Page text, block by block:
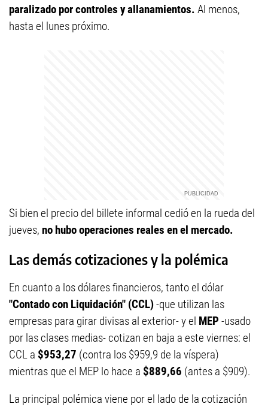
paralizado por controles y allanamientos. Al menos,
hasta el lunes próximo.
Si bien el precio del billete informal cedió en la rueda del
jueves, no hubo operaciones reales en el mercado.
Las demás cotizaciones y la polémica
En cuanto a los dólares financieros, tanto el dólar
"Contado con Liquidación" (CCL)-que utilizan las
empresas para girar divisas al exterior- y el MEP -usado
por las clases medias- cotizan en baja a este viernes: el
CCL a $953,27 (contra los $959,9 de la víspera)
mientras que el MEP lo hace a $889,66 (antes a $909).
La principal polémica viene por el lado de la cotización